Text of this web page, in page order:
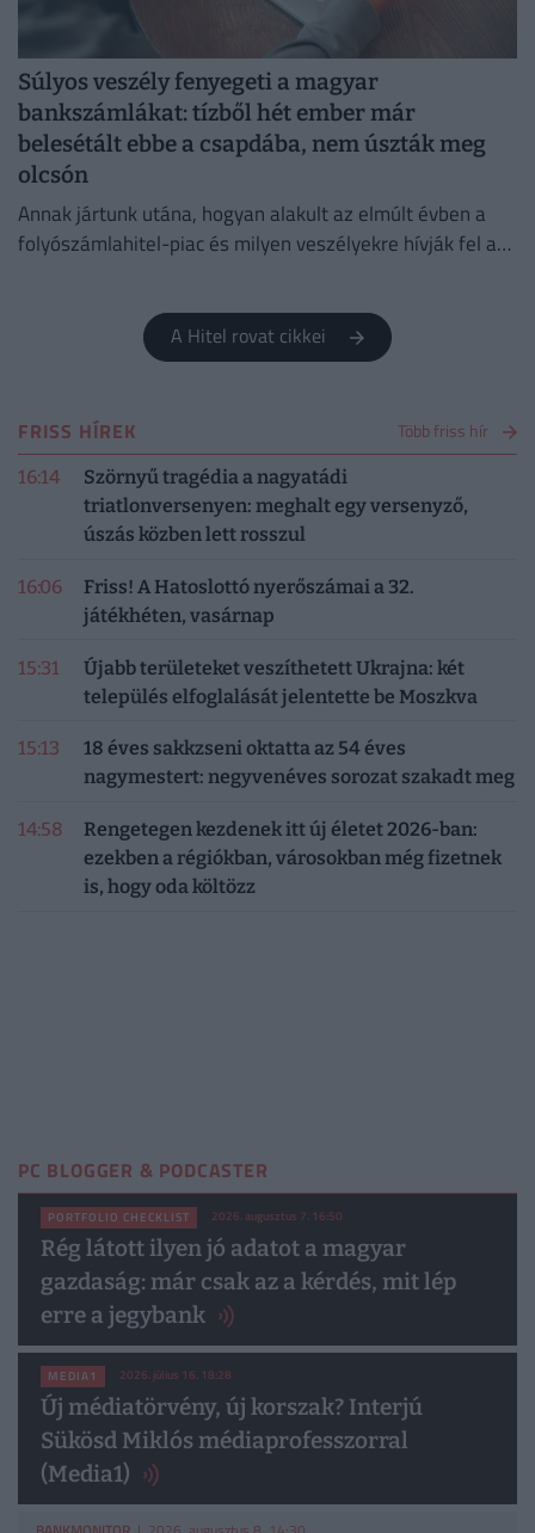
Súlyos veszély fenyegeti a magyar
bankszámlákat: tízből hét ember már
belesétált ebbe a csapdába, nem úszták meg
olcsón
Annak jártunk utána, hogyan alakult az elmúlt évben a
folyószámlahitel-piac és milyen veszélyekre hívják fel a
A Hitel rovat cikkei
FRISS HÍREK Több friss hír
16:14
Szörnyű tragédia a nagyatádi
triatlonversenyen: meghalt egy versenyző,
úszás közben lett rosszul
16:06
Friss! A Hatoslottó nyerőszámai a 32.
játékhéten, vasárnap
15:31
Újabb területeket veszíthetett Ukrajna: két
település elfoglalását jelentette be Moszkva
15:13
18 éves sakkzseni oktatta az 54 éves
nagymestert: negyvenéves sorozat szakadt meg
14:58
Rengetegen kezdenek itt új életet 2026-ban:
ezekben a régiókban, városokban még fizetnek
is, hogy oda költözz
PC BLOGGER & PODCASTER
PORTFOLIO CHECKLIST 2026. augusztus 7. 16:50
Rég látott ilyen jó adatot a magyar
gazdaság: már csak az a kérdés, mit lép
erre a jegybank
MEDIA1 2026. július 16. 18:28
Új médiatörvény, új korszak? Interjú
Sükösd Miklós médiaprofesszorral
(Media1)